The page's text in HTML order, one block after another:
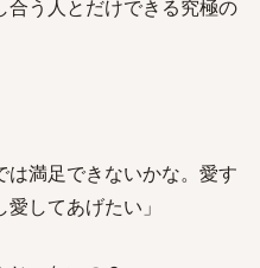
合う人とだけできる究極の
満足できないかな。愛す
してあげたい」